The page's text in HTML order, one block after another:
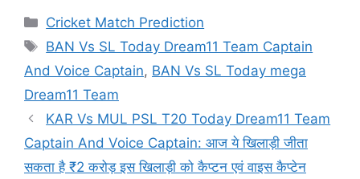
Categories
Cricket Match Prediction
Tags
BAN Vs SL Today Dream11 Team Captain
And Voice Captain, BAN Vs SL Today mega
Dream11 Team
KAR Vs MUL PSL T20 Today Dream11 Team
Captain And Voice Captain: आज ये खिलाड़ी जीता
सकता है ₹2 करोड़ इस खिलाड़ी को कैप्टन एवं वाइस कैप्टेन